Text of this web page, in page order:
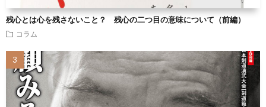
残心とは心を残さないこと？ 残心の二つ目の意味について（前編）
コラム